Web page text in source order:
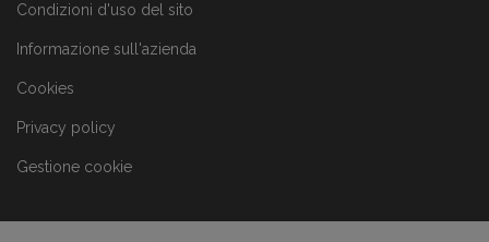
Condizioni d'uso del sito
Informazione sull'azienda
Cookies
Privacy policy
Gestione cookie